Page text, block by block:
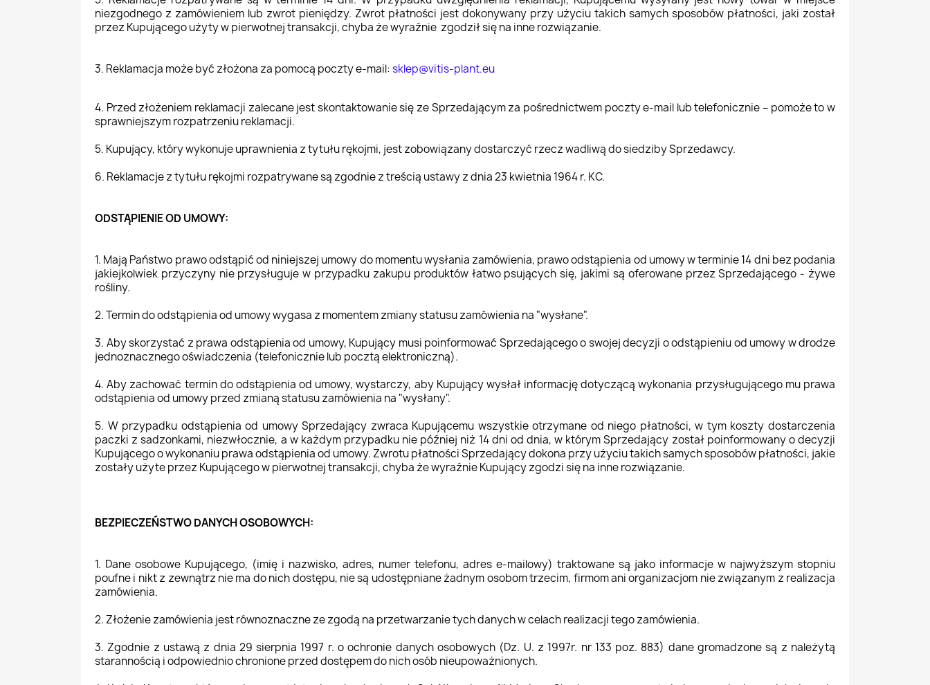
niezgodnego z zamówieniem lub zwrot pieniędzy. Zwrot płatności jest dokonywany przy użyciu takich samych sposobów płatności, jaki został
przez Kupującego użyty w pierwotnej transakcji, chyba że wyraźnie zgodził się na inne rozwiązanie.
3. Reklamacja może być złożona za pomocą poczty e-mail: sklep@vitis-plant.eu
4. Przed złożeniem reklamacji zalecane jest skontaktowanie się ze Sprzedającym za pośrednictwem poczty e-mail lub telefonicznie – pomoże to w
sprawniejszym rozpatrzeniu reklamacji.
5. Kupujący, który wykonuje uprawnienia z tytułu rękojmi, jest zobowiązany dostarczyć rzecz wadliwą do siedziby Sprzedawcy.
6. Reklamacje z tytułu rękojmi rozpatrywane są zgodnie z treścią ustawy z dnia 23 kwietnia 1964 r. KC.
ODSTĄPIENIE OD UMOWY:
1. Mają Państwo prawo odstąpić od niniejszej umowy do momentu wysłania zamówienia, prawo odstąpienia od umowy w terminie 14 dni bez podania
jakiejkolwiek przyczyny nie przysługuje w przypadku zakupu produktów łatwo psujących się, jakimi są oferowane przez Sprzedającego - żywe
rośliny.
2. Termin do odstąpienia od umowy wygasa z momentem zmiany statusu zamówienia na "wysłane".
3. Aby skorzystać z prawa odstąpienia od umowy, Kupujący musi poinformować Sprzedającego o swojej decyzji o odstąpieniu od umowy w drodze
jednoznacznego oświadczenia (telefonicznie lub pocztą elektroniczną).
4. Aby zachować termin do odstąpienia od umowy, wystarczy, aby Kupujący wysłał informację dotyczącą wykonania przysługującego mu prawa
odstąpienia od umowy przed zmianą statusu zamówienia na "wysłany".
5. W przypadku odstąpienia od umowy Sprzedający zwraca Kupującemu wszystkie otrzymane od niego płatności, w tym koszty dostarczenia
paczki z sadzonkami, niezwłocznie, a w każdym przypadku nie później niż 14 dni od dnia, w którym Sprzedający został poinformowany o decyzji
Kupującego o wykonaniu prawa odstąpienia od umowy. Zwrotu płatności Sprzedający dokona przy użyciu takich samych sposobów płatności, jakie
zostały użyte przez Kupującego w pierwotnej transakcji, chyba że wyraźnie Kupujący zgodzi się na inne rozwiązanie.
BEZPIECZEŃSTWO DANYCH OSOBOWYCH:
1. Dane osobowe Kupującego, (imię i nazwisko, adres, numer telefonu, adres e-mailowy) traktowane są jako informacje w najwyższym stopniu
poufne i nikt z zewnątrz nie ma do nich dostępu, nie są udostępniane żadnym osobom trzecim, firmom ani organizacjom nie związanym z realizacja
zamówienia.
2. Złożenie zamówienia jest równoznaczne ze zgodą na przetwarzanie tych danych w celach realizacji tego zamówienia.
3. Zgodnie z ustawą z dnia 29 sierpnia 1997 r. o ochronie danych osobowych (Dz. U. z 1997r. nr 133 poz. 883) dane gromadzone są z należytą
starannością i odpowiednio chronione przed dostępem do nich osób nieupoważnionych.